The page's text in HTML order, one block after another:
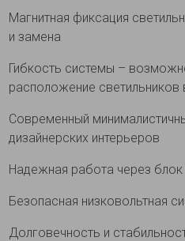
Магнитная фиксация
и замена
Гибкость системы –
расположение
Современный
дизайнерских интерьеров
Надежная работа через блок
Безопасная низковольтная
Долговечность и